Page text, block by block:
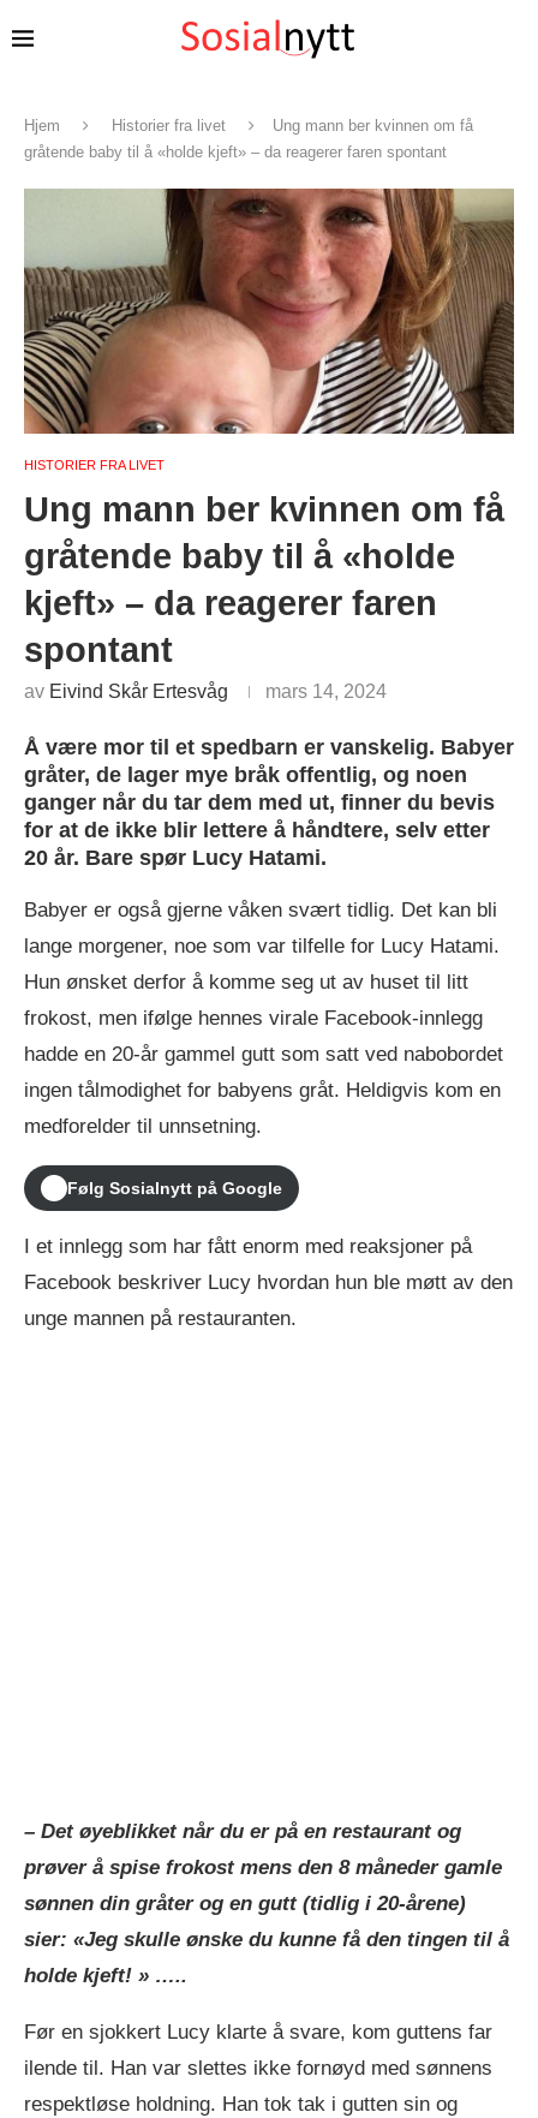
Hjem Historier fra livet
Ung mann ber kvinnen om få
gråtende baby til å «holde kjeft» – da reagerer faren spontant
HISTORIER FRA LIVET
Ung mann ber kvinnen om få
gråtende baby til å «holde
kjeft» – da reagerer faren
spontant
av Eivind Skår Ertesvåg mars 14, 2024
Å være mor til et spedbarn er vanskelig. Babyer
gråter, de lager mye bråk offentlig, og noen
ganger når du tar dem med ut, finner du bevis
for at de ikke blir lettere å håndtere, selv etter
20 år. Bare spør Lucy Hatami.
Babyer er også gjerne våken svært tidlig. Det kan bli
lange morgener, noe som var tilfelle for Lucy Hatami.
Hun ønsket derfor å komme seg ut av huset til litt
frokost, men ifølge hennes virale Facebook-innlegg
hadde en 20-år gammel gutt som satt ved nabobordet
ingen tålmodighet for babyens gråt. Heldigvis kom en
medforelder til unnsetning.
Følg Sosialnytt på Google
I et innlegg som har fått enorm med reaksjoner på
Facebook beskriver Lucy hvordan hun ble møtt av den
unge mannen på restauranten.
– Det øyeblikket når du er på en restaurant og
prøver å spise frokost mens den 8 måneder gamle
sønnen din gråter og en gutt (tidlig i 20-årene)
sier: «Jeg skulle ønske du kunne få den tingen til å
holde kjeft! » …..
Før en sjokkert Lucy klarte å svare, kom guttens far
ilende til. Han var slettes ikke fornøyd med sønnens
respektløse holdning. Han tok tak i gutten sin og